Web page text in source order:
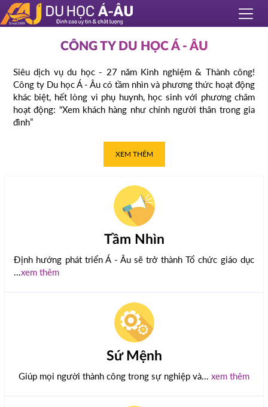
CÔNG TY DU HỌC Á - ÂU
Siêu dịch vụ du học - 27 năm Kinh nghiệm & Thành công!
Công ty Du học Á - Âu có tầm nhìn và phương thức hoạt động
khác biệt, hết lòng vì phụ huynh, học sinh với phương châm
hoạt động: “Xem khách hàng như chính người thân trong gia
đình”
XEM THÊM
Tầm Nhìn
Định hướng phát triển Á - Âu sẽ trở thành Tổ chức giáo dục
...xem thêm
Sứ Mệnh
Giúp mọi người thành công trong sự nghiệp và... xem thêm